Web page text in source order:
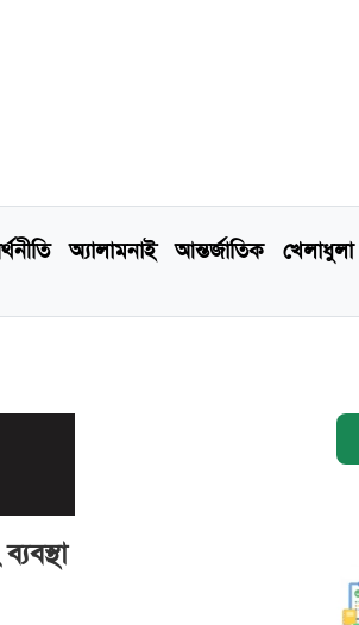
অ্যালামনাই আন্তর্জাতিক খেলাধুলা